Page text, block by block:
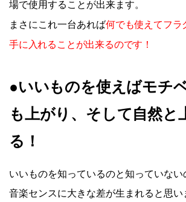
場で使用することが出来ます。
まさにこれ一台あれば何でも使えてフラ
手に入れることが出来るのです！
●いいものを使えばモチ
も上がり、そして自然と
る！
いいものを知っているのと知っていな
音楽センスに大きな差が生まれると思い